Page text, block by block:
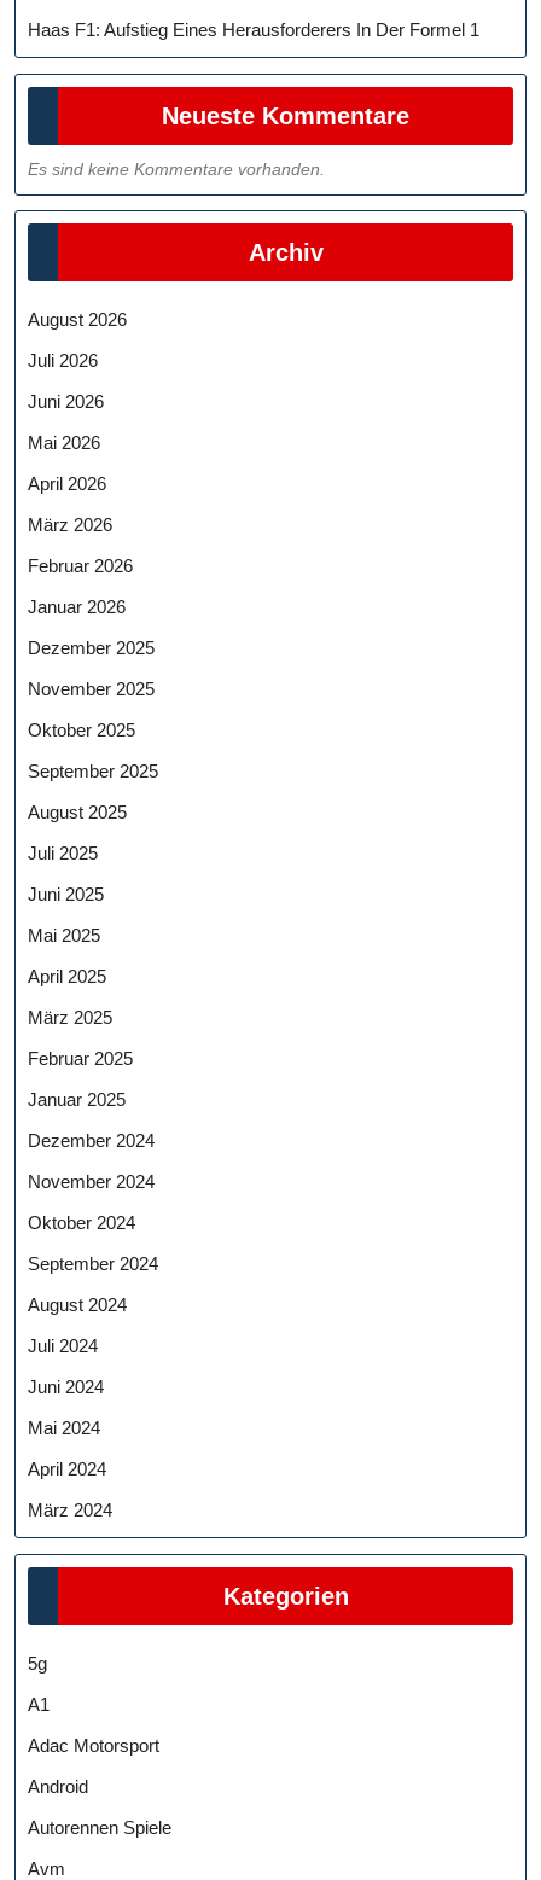
Haas F1: Aufstieg Eines Herausforderers In Der Formel 1
Neueste Kommentare
Es sind keine Kommentare vorhanden.
Archiv
August 2026
Juli 2026
Juni 2026
Mai 2026
April 2026
März 2026
Februar 2026
Januar 2026
Dezember 2025
November 2025
Oktober 2025
September 2025
August 2025
Juli 2025
Juni 2025
Mai 2025
April 2025
März 2025
Februar 2025
Januar 2025
Dezember 2024
November 2024
Oktober 2024
September 2024
August 2024
Juli 2024
Juni 2024
Mai 2024
April 2024
März 2024
Kategorien
5g
A1
Adac Motorsport
Android
Autorennen Spiele
Avm